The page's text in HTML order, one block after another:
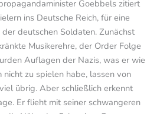
Goebbels zitiert
ins Deutsche Reich, für eine
deutschen Soldaten. Zunächst
Musikerehre, der Order Folge
Auflagen der Nazis, was er wie
zu spielen habe, lassen von
übrig. Aber schließlich erkennt
Er flieht mit seiner schwangeren